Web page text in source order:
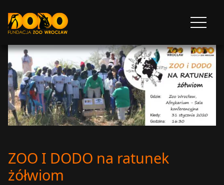
Otwórz
ZOO I DODO na ratunek
żółwiom